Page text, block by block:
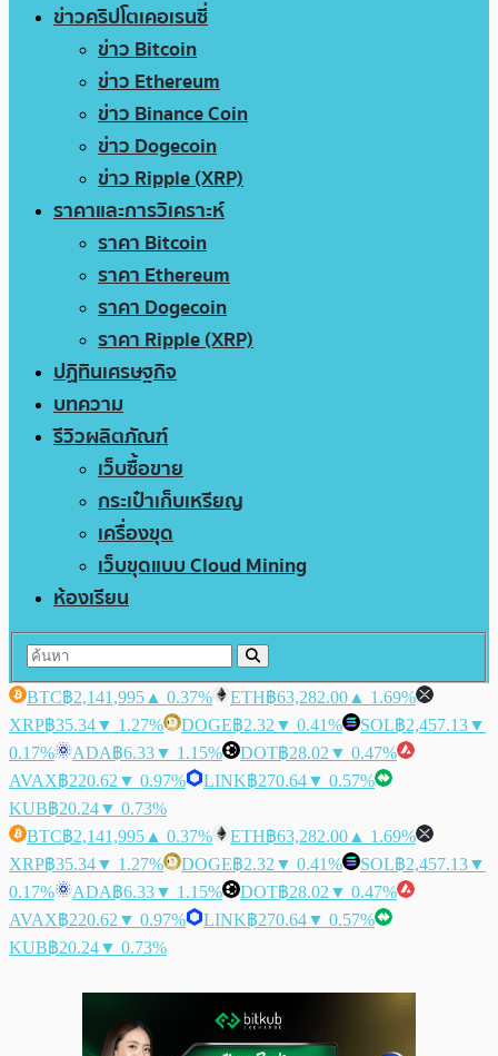
ข่าวคริปโตเคอเรนซี่
ข่าว Bitcoin
ข่าว Ethereum
ข่าว Binance Coin
ข่าว Dogecoin
ข่าว Ripple (XRP)
ราคาและการวิเคราะห์
ราคา Bitcoin
ราคา Ethereum
ราคา Dogecoin
ราคา Ripple (XRP)
ปฏิทินเศรษฐกิจ
บทความ
รีวิวผลิตภัณฑ์
เว็บซื้อขาย
กระเป๋าเก็บเหรียญ
เครื่องขุด
เว็บขุดแบบ Cloud Mining
ห้องเรียน
BTC฿2,141,995 ▲ 0.37% ETH฿63,282.00 ▲ 1.69%
XRP฿35.34▼ 1.27% DOGE฿2.32 ▼ 0.41% SOL฿2,457.13▼
0.17%
ADA฿6.33▼ 1.15% DOT฿28.02 ▼ 0.47%
AVAX฿220.62 ▼ 0.97% LINK฿270.64▼ 0.57%
KUB฿20.24▼ 0.73%
BTC฿2,141,995 ▲ 0.37% ETH฿63,282.00 ▲ 1.69%
XRP฿35.34▼ 1.27% DOGE฿2.32 ▼ 0.41% SOL฿2,457.13▼
0.17%
ADA฿6.33▼ 1.15% DOT฿28.02 ▼ 0.47%
AVAX฿220.62 ▼ 0.97% LINK฿270.64▼ 0.57%
KUB฿20.24▼ 0.73%